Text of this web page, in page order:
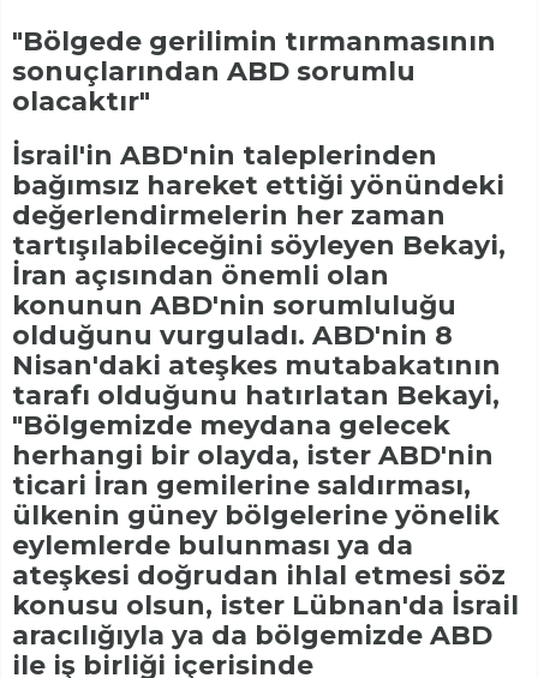
"Bölgede gerilimin tırmanmasının
sonuçlarından ABD sorumlu
olacaktır"
İsrail'in ABD'nin taleplerinden
bağımsız hareket ettiği yönündeki
değerlendirmelerin her zaman
tartışılabileceğini söyleyen Bekayi,
İran açısından önemli olan
konunun ABD'nin sorumluluğu
olduğunu vurguladı. ABD'nin 8
Nisan'daki ateşkes mutabakatının
tarafı olduğunu hatırlatan Bekayi,
"Bölgemizde meydana gelecek
herhangi bir olayda, ister ABD'nin
ticari İran gemilerine saldırması,
ülkenin güney bölgelerine yönelik
eylemlerde bulunması ya da
ateşkesi doğrudan ihlal etmesi söz
konusu olsun, ister Lübnan'da İsrail
aracılığıyla ya da bölgemizde ABD
ile iş birliği içerisinde